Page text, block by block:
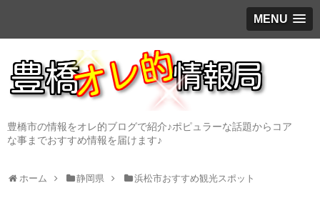
MENU
豊橋市の情報をオレ的ブログで紹介♪ポピュラーな話題からコア
な事までおすすめ情報を届けます♪
ホーム 静岡県 浜松市おすすめ観光スポット